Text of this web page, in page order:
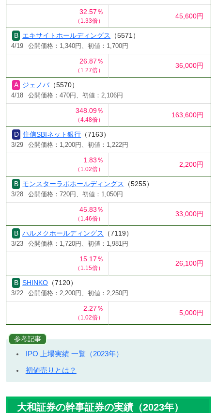
32.57％
（1.33倍）
45,600円
エキサイトホールディングス （5571）
4/19 公開価格：1,340円、初値：1,700円
26.87％
（1.27倍）
36,000円
ジェノバ（5570）
4/18 公開価格：470円、初値：2,106円
348.09％
（4.48倍）
163,600円
住信SBIネット銀行 （7163）
3/29 公開価格：1,200円、初値：1,222円
1.83％
（1.02倍）
2,200円
モンスターラボホールディングス （5255）
3/28 公開価格：720円、初値：1,050円
45.83％
（1.46倍）
33,000円
ハルメクホールディングス （7119）
3/23 公開価格：1,720円、初値：1,981円
15.17％
（1.15倍）
26,100円
SHINKO （7120）
3/22 公開価格：2,200円、初値：2,250円
2.27％
（1.02倍）
5,000円
参考記事
IPO 上場実績 一覧（2023年）
初値売りとは？
大和証券の幹事証券の実績（2023年）